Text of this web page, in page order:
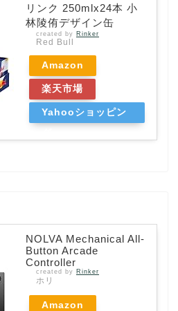
リンク 250mlx24本 小
林陵侑デザイン缶
created by Rinker
Red Bull
Amazon
楽天市場
Yahooショッピン
NOLVA Mechanical All-
Button Arcade
Controller
created by Rinker
ホリ
Amazon